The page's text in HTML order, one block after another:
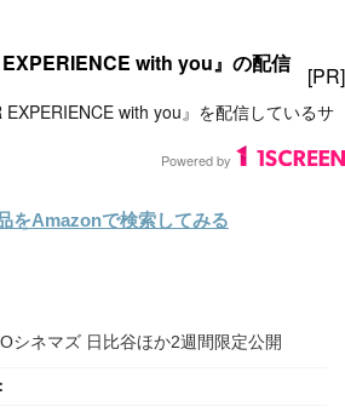
をAmazonで検索してみる
シネマズ 日比谷ほか2週間限定公開